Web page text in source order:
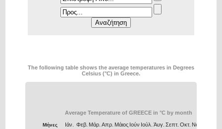
The following table shows the average temperatures in Degrees
Celsius (°C) in Greece.
Average Temperature of GREECE in °C by month
Μήνες Ιάν. Φεβ. Μάρ. Απρ. Μάιος Ιούν Ιούλ. Άυγ. Σεπτ. Οκτ. Νοέ.